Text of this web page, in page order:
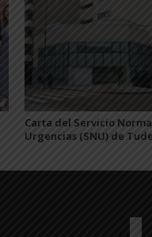
Carta del Servicio
Urgencias (SNU) de